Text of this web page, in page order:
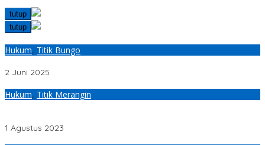
tutup
tutup
Hukum, Titik Bungo
2 Juni 2025
Hukum, Titik Merangin
1 Agustus 2023